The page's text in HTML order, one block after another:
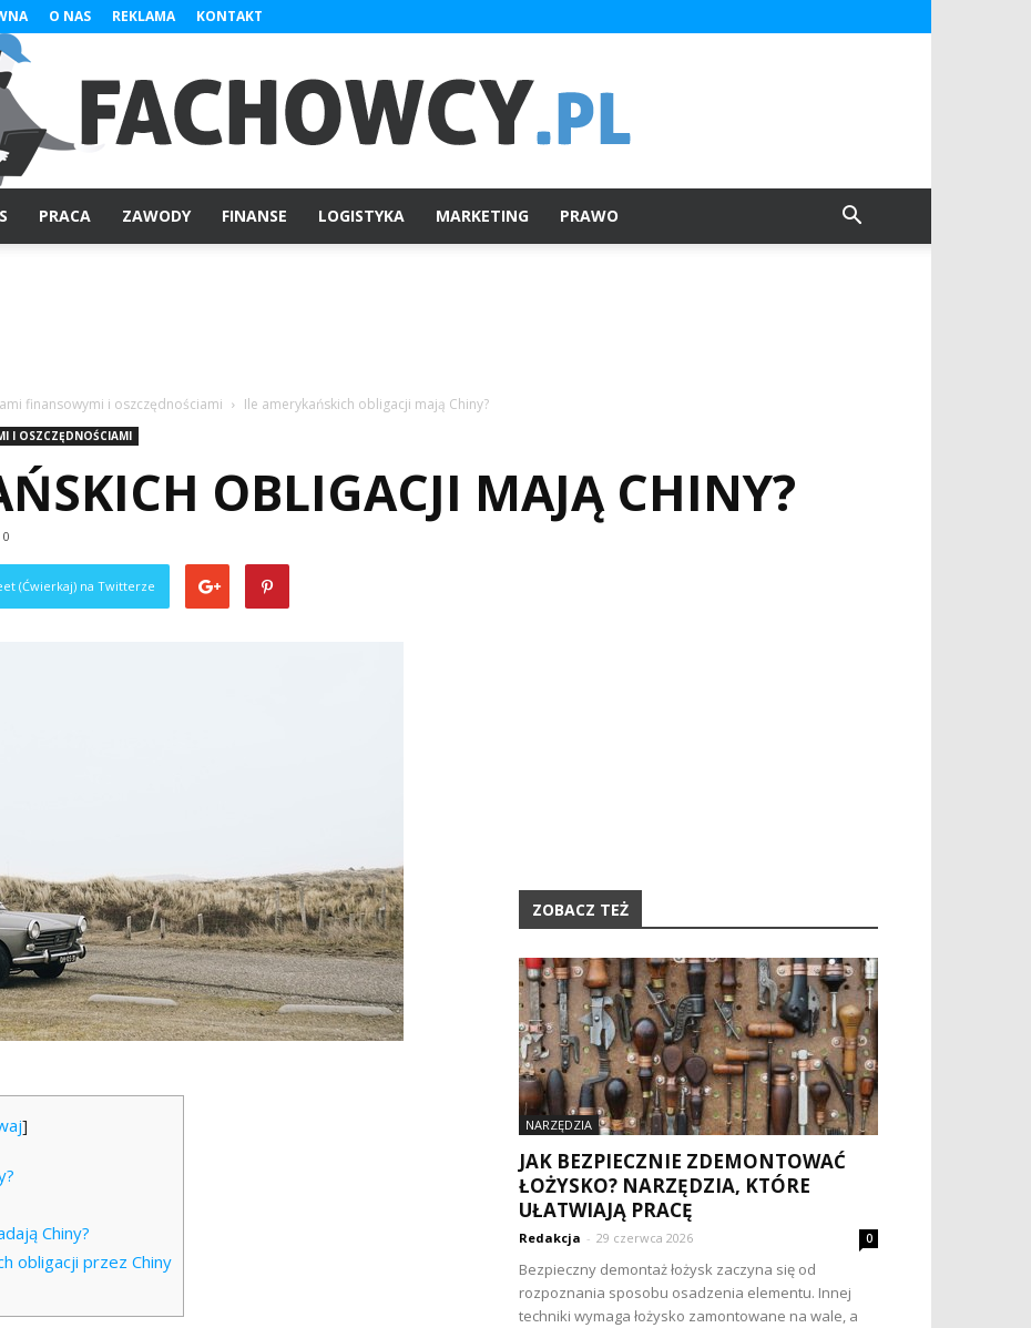
O NAS REKLAMA KONTAKT
PRACA ZAWODY FINANSE LOGISTYKA MARKETING PRAWO
finansowymi i oszczędnościami Ile amerykańskich obligacji mają Chiny?
I OSZCZĘDNOŚCIAMI
OBLIGACJI MAJĄ CHINY?
0
(Ćwierkaj) na Twitterze
]
Chiny?
obligacji przez Chiny
ZOBACZ TEŻ
NARZĘDZIA
JAK BEZPIECZNIE ZDEMONTOWAĆ
ŁOŻYSKO? NARZĘDZIA, KTÓRE
UŁATWIAJĄ PRACĘ
Redakcja - 29 czerwca 2026 0
Bezpieczny demontaż łożysk zaczyna się od
rozpoznania sposobu osadzenia elementu. Innej
techniki wymaga łożysko zamontowane na wale, a